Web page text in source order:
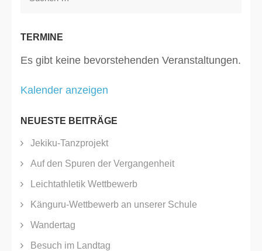
TERMINE
Es gibt keine bevorstehenden Veranstaltungen.
Kalender anzeigen
NEUESTE BEITRÄGE
Jekiku-Tanzprojekt
Auf den Spuren der Vergangenheit
Leichtathletik Wettbewerb
Känguru-Wettbewerb an unserer Schule
Wandertag
Besuch im Landtag